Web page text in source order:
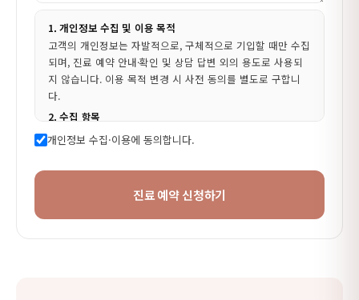
1. 개인정보 수집 및 이용 목적
고객의 개인정보는 자발적으로, 구체적으로 기입할 때만 수집
되며, 진료 예약 안내·확인 및 상담 답변 외의 용도로 사용되
지 않습니다. 이용 목적 변경 시 사전 동의를 별도로 구합니
다.
2. 수집 항목
필수: 성함, 연락처, 진료과목 · 선택: 상담 내용
예약 응대가 완료된 시점부터 6개월간 보관 후 지체 없이 파
기합니다(관계 법령에 따라 일부 항목은 별도 보관될 수 있습
개인정보 수집·이용에 동의합니다.
진료 예약 신청하기